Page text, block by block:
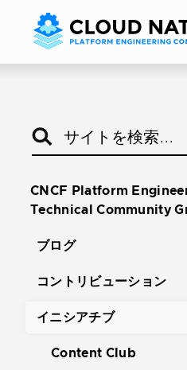
CNCF Platform
Technical Community
ブログ
コントリビューション
イニシアチブ
Content Club